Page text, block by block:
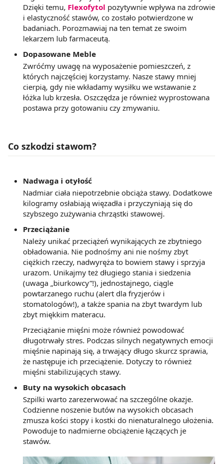
Dzięki temu, Flexofytol pozytywnie wpływa na zdrowie
i elastyczność stawów, co zostało potwierdzone w
badaniach. Porozmawiaj na ten temat ze swoim
lekarzem lub farmaceutą.
Dopasowane Meble
Zwróćmy uwagę na wyposażenie pomieszczeń, z
których najczęściej korzystamy. Nasze stawy mniej
cierpią, gdy nie wkładamy wysiłku we wstawanie z
łóżka lub krzesła. Oszczędza je również wyprostowana
postawa przy gotowaniu czy zmywaniu.
Co szkodzi stawom?
Nadwaga i otyłość
Nadmiar ciała niepotrzebnie obciąża stawy. Dodatkowe
kilogramy osłabiają więzadła i przyczyniają się do
szybszego zużywania chrząstki stawowej.
Przeciążanie
Należy unikać przeciążeń wynikających ze zbytniego
obładowania. Nie podnośmy ani nie nośmy zbyt
ciężkich rzeczy, nadwyręża to bowiem stawy i sprzyja
urazom. Unikajmy też długiego stania i siedzenia
(uwaga „biurkowcy”!), jednostajnego, ciągle
powtarzanego ruchu (alert dla fryzjerów i
stomatologów!), a także spania na zbyt twardym lub
zbyt miękkim materacu.
Przeciążanie mięśni może również powodować
długotrwały stres. Podczas silnych negatywnych emocji
mięśnie napinają się, a trwający długo skurcz sprawia,
że następuje ich przeciążenie. Dotyczy to również
mięśni stabilizujących stawy.
Buty na wysokich obcasach
Szpilki warto zarezerwować na szczególne okazje.
Codzienne noszenie butów na wysokich obcasach
zmusza kości stopy i kostki do nienaturalnego ułożenia.
Powoduje to nadmierne obciążenie łączących je
stawów.